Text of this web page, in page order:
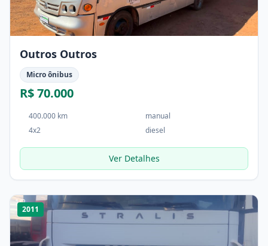
Outros Outros
Micro ônibus
R$ 70.000
400.000 km
manual
4x2
diesel
Ver Detalhes
1/2
2011